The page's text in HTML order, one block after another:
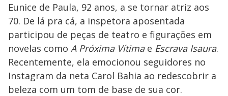
Eunice de Paula, 92 anos, a se tornar atriz aos
70. De lá pra cá, a inspetora aposentada
participou de peças de teatro e figurações em
novelas como A Próxima Vítimae Escrava Isaura.
Recentemente, ela emocionou seguidores no
Instagram da neta Carol Bahia ao redescobrir a
beleza com um tom de base de sua cor.